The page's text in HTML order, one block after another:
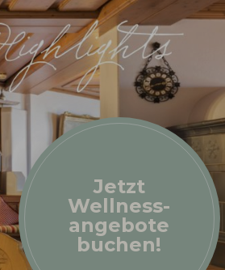
Jetzt
Wellness-
angebote
buchen!